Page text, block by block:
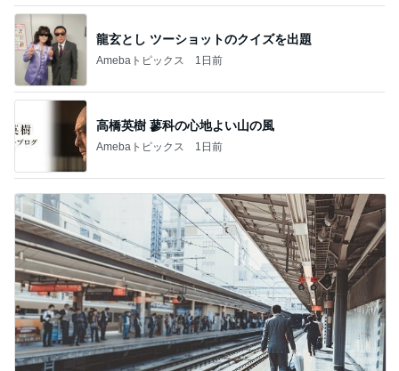
エアコンが効いていて大丈夫な日
Amebaトピックス 1日前
気になっていたコメダの食玩を発見
Amebaトピックス 1日前
前震の時より大きい地殻変動の数値
Amebaトピックス 1日前